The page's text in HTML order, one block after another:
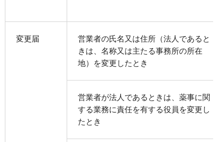
変更届
営業者の氏名又は住所（法人であると
きは、名称又は主たる事務所の所在
地）を変更したとき
営業者が法人であるときは、薬事に関
する業務に責任を有する役員を変更し
たとき